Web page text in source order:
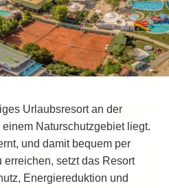
Urlaubsresort an der
Naturschutzgebiet liegt.
und damit bequem per
erreichen, setzt das Resort
Energiereduktion und